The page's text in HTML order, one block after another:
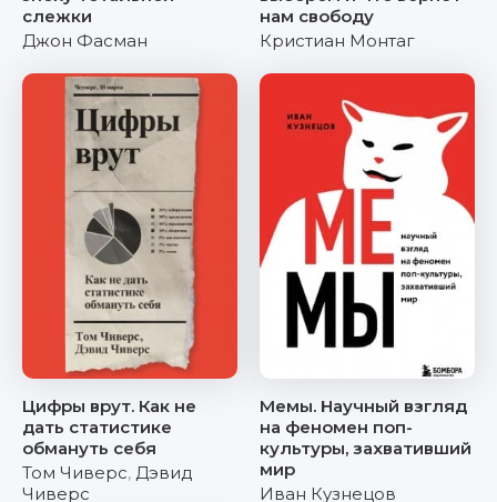
слежки
Джон Фасман
нам свободу
Кристиан Монтаг
Цифры врут. Как не
дать статистике
обмануть себя
Том Чиверс, Дэвид
Чиверс
Мемы. Научный взгляд
на феномен поп-
культуры, захвативший
мир
Иван Кузнецов